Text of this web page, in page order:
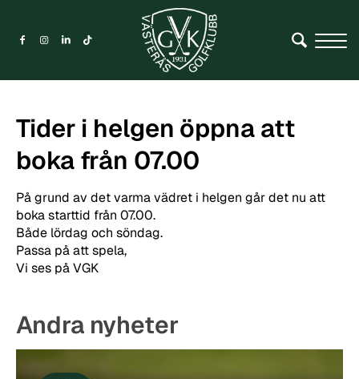
Tider i helgen öppna att
boka från 07.00
På grund av det varma vädret i helgen går det nu att
boka starttid från 07.00.
Både lördag och söndag.
Passa på att spela,
Vi ses på VGK
Andra nyheter